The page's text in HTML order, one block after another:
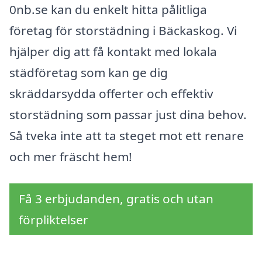
0nb.se kan du enkelt hitta pålitliga
företag för storstädning i Bäckaskog. Vi
hjälper dig att få kontakt med lokala
städföretag som kan ge dig
skräddarsydda offerter och effektiv
storstädning som passar just dina behov.
Så tveka inte att ta steget mot ett renare
och mer fräscht hem!
Få 3 erbjudanden, gratis och utan
förpliktelser